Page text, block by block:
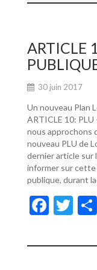
o
o
k
ARTICLE
30 juin 2017
Un nouveau Plan
ARTICLE 10:
nous approchons
nouveau PLU de
dernier article sur
informer sur cette
publique, durant
F
e
T
itt